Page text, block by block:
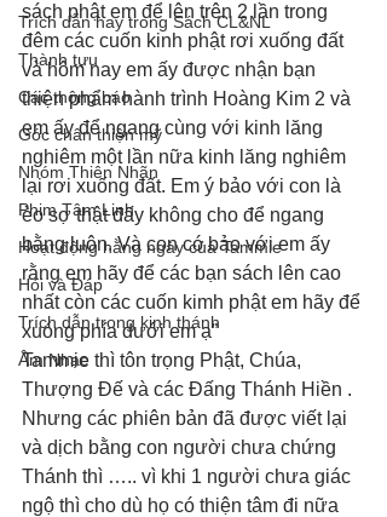
Trích dẫn hay trong Sách CL&NL
Thành tựu
Các thông báo
Góc chân thiện mỹ
Nhóm Thiên Nhãn
Phim Tâm Linh
Hoạt động hằng ngày của Tammie
Hỏi và Đáp
Trích dẫn trong kinh thánh
Âm Nhạc
sách phật em để lên trên 2 lần trong
đêm các cuốn kinh phật rơi xuống đất
và hôm nay em ấy được nhận bạn
thiện phẩm hành trình Hoàng Kim 2 và
em ấy để ngang cùng với kinh lăng
nghiêm một lần nữa kinh lăng nghiêm
lại rơi xuống đất. Em ý bảo với con là
èo sợ thật đấy không cho để ngang
bằng luôn. Và con có bảo với em ấy
rằng em hãy để các bạn sách lên cao
nhất còn các cuốn kimh phật em hãy để
xuóng phía dưới em ạ”
Tammie thì tôn trọng Phật, Chúa,
Thượng Đế và các Đấng Thánh Hiền .
Nhưng các phiên bản đã được viết lại
và dịch bằng con người chưa chứng
Thánh thì ….. vì khi 1 người chưa giác
ngộ thì cho dù họ có thiện tâm đi nữa